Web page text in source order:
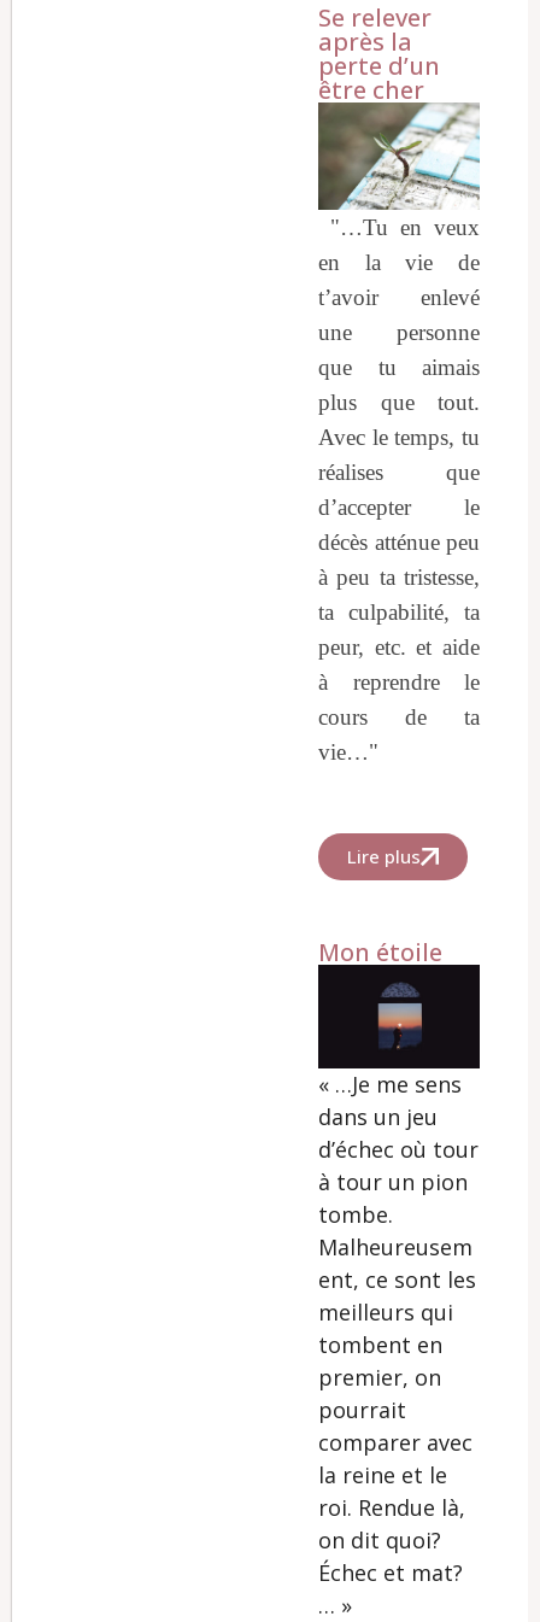
Se relever
après la
perte d’un
être cher
"…Tu en veux
en la vie de
t’avoir enlevé
une personne
que tu aimais
plus que tout.
Avec le temps, tu
réalises que
d’accepter le
décès atténue peu
à peu ta tristesse,
ta culpabilité, ta
peur, etc. et aide
à reprendre le
cours de ta
vie…"
Lire plus
Mon étoile
« …Je me sens
dans un jeu
d’échec où tour
à tour un pion
tombe.
Malheureusem
ent, ce sont les
meilleurs qui
tombent en
premier, on
pourrait
comparer avec
la reine et le
roi. Rendue là,
on dit quoi?
Échec et mat?
… »